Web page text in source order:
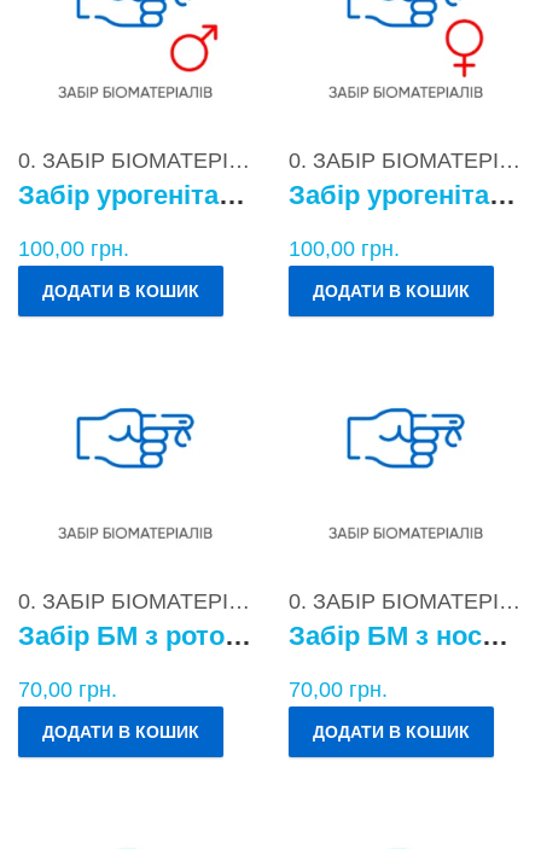
0. ЗАБІР БІОМАТЕРІАЛІВ
Забір урогенітального БМ у чоловіків
100,00 грн.
ДОДАТИ В КОШИК
0. ЗАБІР БІОМАТЕРІАЛІВ
Забір урогенітального БМ у жінок
100,00 грн.
ДОДАТИ В КОШИК
0. ЗАБІР БІОМАТЕРІАЛІВ
Забір БМ з ротоглотки
70,00 грн.
ДОДАТИ В КОШИК
0. ЗАБІР БІОМАТЕРІАЛІВ
Забір БМ з носоглотки
70,00 грн.
ДОДАТИ В КОШИК